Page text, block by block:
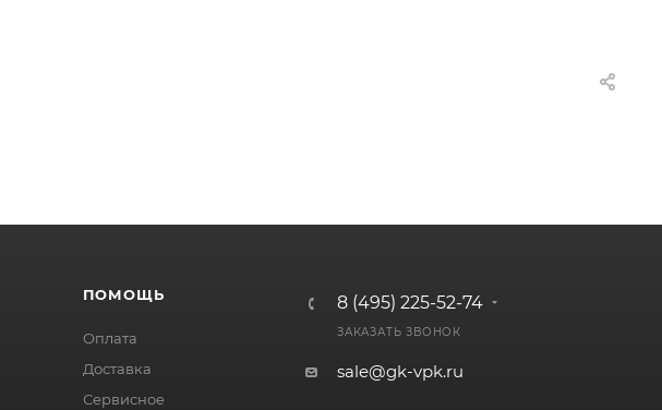
ПОМОЩЬ
Оплата
Доставка
Сервисное
8 (495) 225-52-74
ЗАКАЗАТЬ ЗВОНОК
sale@gk-vpk.ru